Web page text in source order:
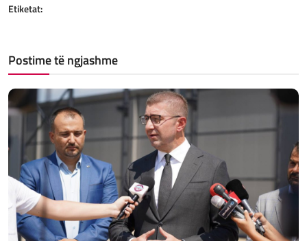
Etiketat:
Postime të ngjashme